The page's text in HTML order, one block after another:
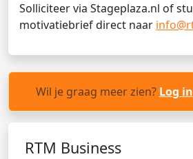
Solliciteer via Stageplaza.nl of
motivatiebrief direct naar
Wil je graag meer zien? Log in
RTM Business